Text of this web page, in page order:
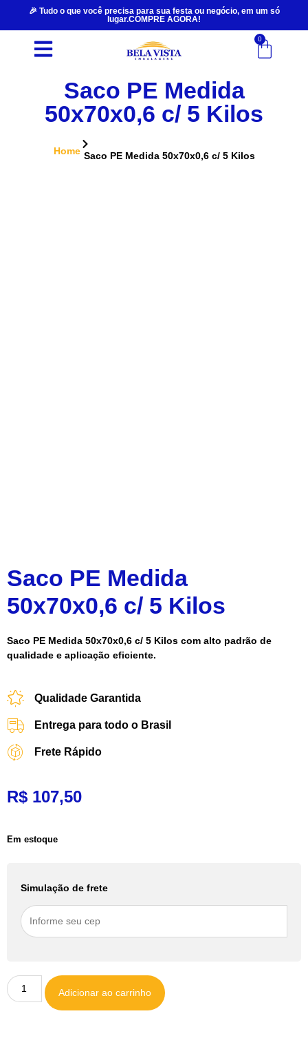
🎉 Tudo o que você precisa para sua festa ou negócio, em um só
lugar.COMPRE AGORA!
0
Saco PE Medida
50x70x0,6 c/ 5 Kilos
Home Saco PE Medida 50x70x0,6 c/ 5 Kilos
Saco PE Medida
50x70x0,6 c/ 5 Kilos
Saco PE Medida 50x70x0,6 c/ 5 Kilos com alto padrão de
qualidade e aplicação eficiente.
Qualidade Garantida
Entrega para todo o Brasil
Frete Rápido
R$ 107,50
Em estoque
Simulação de frete
Adicionar ao carrinho